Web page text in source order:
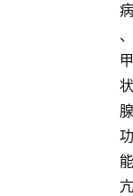
病
、
甲
状
腺
功
能
亢